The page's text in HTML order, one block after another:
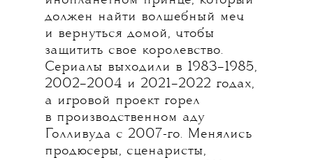
должен найти волшебный меч
и вернуться домой, чтобы
защитить свое королевство.
Сериалы выходили в 1983–1985,
2002–2004 и 2021–2022 годах,
а игровой проект горел
в производственном аду
Голливуда с 2007-го. Менялись
продюсеры, сценаристы,